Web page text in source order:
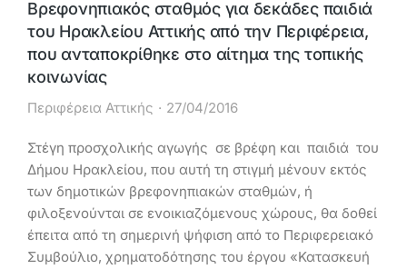
Βρεφονηπιακός σταθμός για δεκάδες παιδιά
του Ηρακλείου Αττικής από την Περιφέρεια,
που ανταποκρίθηκε στο αίτημα της τοπικής
κοινωνίας
Περιφέρεια Αττικής 27/04/2016
Στέγη προσχολικής αγωγής σε βρέφη και παιδιά του
Δήμου Ηρακλείου, που αυτή τη στιγμή μένουν εκτός
των δημοτικών βρεφονηπιακών σταθμών, ή
φιλοξενούνται σε ενοικιαζόμενους χώρους, θα δοθεί
έπειτα από τη σημερινή ψήφιση από το Περιφερειακό
Συμβούλιο, χρηματοδότησης του έργου «Κατασκευή